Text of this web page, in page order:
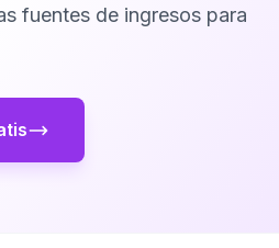
fuentes de ingresos para